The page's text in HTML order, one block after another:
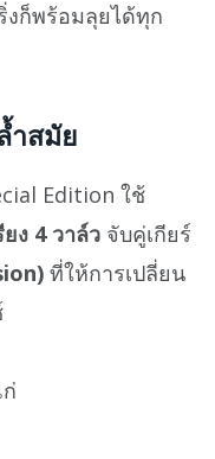
งก็พร้อมลุยได้ทุก
ำสมัย
Edition ใช้
ง 4 วาล์ว จับคู่เกียร์
ที่ให้การเปลี่ยน